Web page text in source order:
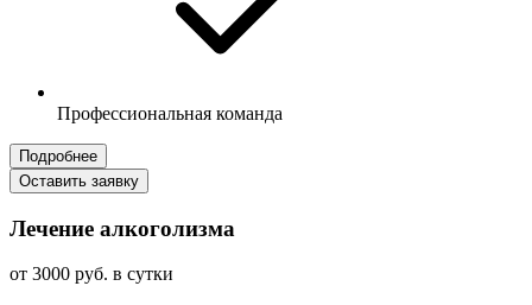
Профессиональная команда
Подробнее
Оставить заявку
Лечение алкоголизма
от 3000 руб. в сутки